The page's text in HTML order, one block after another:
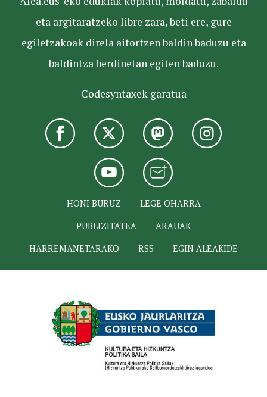
eta argitaratzeko libre zara, beti ere, gure
egiletzakoak direla aitortzen baldin baduzu eta
baldintza berdinetan egiten baduzu.
Codesyntaxek garatua
HONI BURUZ
LEGE OHARRA
PUBLIZITATEA
ARAUAK
HARREMANETARAKO
RSS EGIN ALEAKIDE